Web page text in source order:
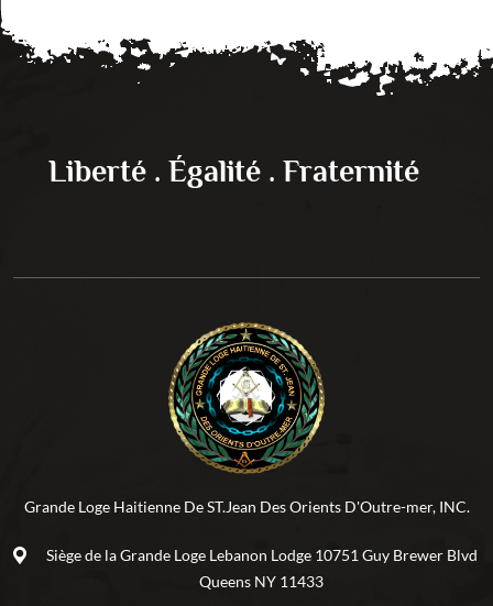
Liberté . Égalité . Fraternité
Grande Loge Haitienne De ST.Jean Des Orients D'Outre-mer, INC.
Siège de la Grande Loge Lebanon Lodge 10751 Guy Brewer Blvd
Queens NY 11433